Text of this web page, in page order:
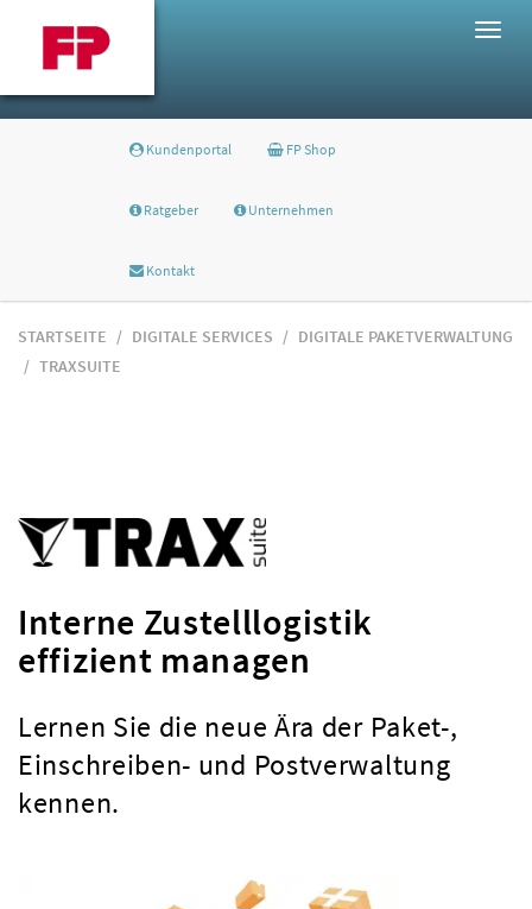
Kundenportal FP Shop
Ratgeber Unternehmen
Kontakt
STARTSEITE DIGITALE SERVICES
DIGITALE PAKETVERWALTUNG
TRAXSUITE
Interne Zustelllogistik
effizient managen
Lernen Sie die neue Ära der Paket-,
Einschreiben- und Postverwaltung
kennen.